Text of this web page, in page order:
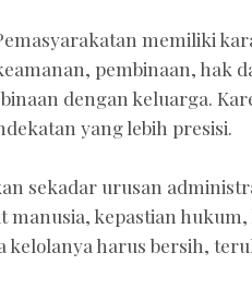
memiliki
pembinaan, hak
dengan keluarga.
yang lebih presisi.
sekadar urusan
kepastian hukum,
kelolanya harus bersih,